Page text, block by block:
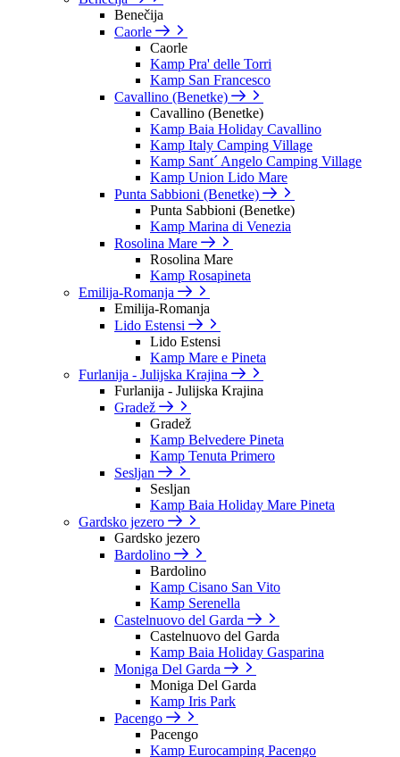
Benečija
Caorle
Caorle
Kamp Pra' delle Torri
Kamp San Francesco
Cavallino (Benetke)
Cavallino (Benetke)
Kamp Baia Holiday Cavallino
Kamp Italy Camping Village
Kamp Sant´ Angelo Camping Village
Kamp Union Lido Mare
Punta Sabbioni (Benetke)
Punta Sabbioni (Benetke)
Kamp Marina di Venezia
Rosolina Mare
Rosolina Mare
Kamp Rosapineta
Emilija-Romanja
Emilija-Romanja
Lido Estensi
Lido Estensi
Kamp Mare e Pineta
Furlanija - Julijska Krajina
Furlanija - Julijska Krajina
Gradež
Gradež
Kamp Belvedere Pineta
Kamp Tenuta Primero
Sesljan
Sesljan
Kamp Baia Holiday Mare Pineta
Gardsko jezero
Gardsko jezero
Bardolino
Bardolino
Kamp Cisano San Vito
Kamp Serenella
Castelnuovo del Garda
Castelnuovo del Garda
Kamp Baia Holiday Gasparina
Moniga Del Garda
Moniga Del Garda
Kamp Iris Park
Pacengo
Pacengo
Kamp Eurocamping Pacengo